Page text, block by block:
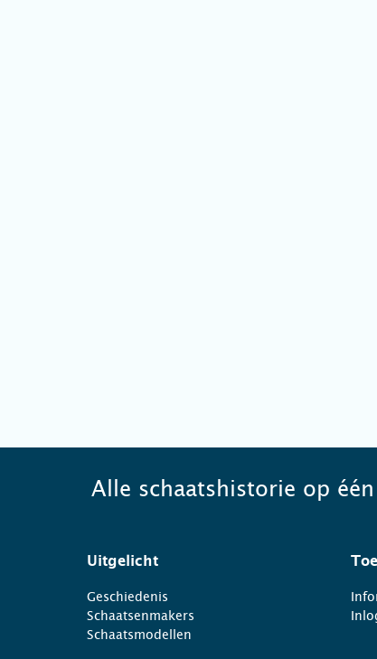
Alle schaatshistorie op
Uitgelicht
Geschiedenis
Schaatsenmakers
Schaatsmodellen